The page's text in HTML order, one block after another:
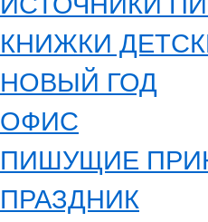
КНИЖКИ
НОВЫЙ ГОД
ОФИС
ПИШУЩИЕ
ПРАЗДНИК